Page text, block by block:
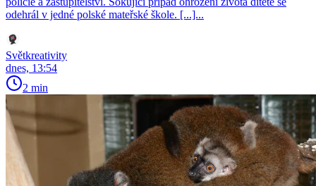
odehrál v jedné polské mateřské škole. [...]...
Světkreativity
dnes, 13:54
2 min